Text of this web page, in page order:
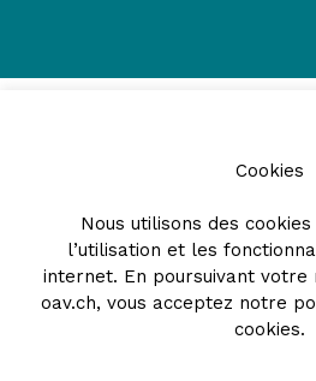
Cookies
Nous utilisons des
l’utilisation et les
internet. En poursuivant votre
oav.ch, vous acceptez notre
cookies.